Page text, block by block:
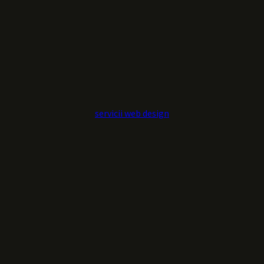
servicii web design